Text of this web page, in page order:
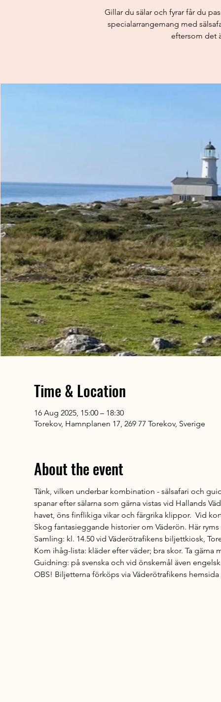
Gillar du sälar och fyrar får du
specialarrangemang med
eftersom det
Time & Location
16 Aug 2025, 15:00 – 18:30
Torekov, Hamnplanen 17, 269 77 Torekov, Sverige
About the event
Tänk, vilken underbar kombination - sälsafari och
spanar efter sälarna som gärna vistas vid Hallands
havet, öns finflikiga vikar och färgrika klippor.  Vid
Skog fantasieggande historier om Väderön. Här
Samling: kl. 14.50 vid Väderötrafikens biljettkiosk,
Kom ihåg-lista: kläder efter väder; bra skor. Ta gärna
Guidning: på svenska och vid önskemål även
OBS! Biljetterna förköps via Väderötrafikens hemsida